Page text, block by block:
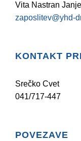
Vita Nastran Janje
zaposlitev@yhd-
KONTAKT
Srečko Cvet
041/717-447
POVEZAVE